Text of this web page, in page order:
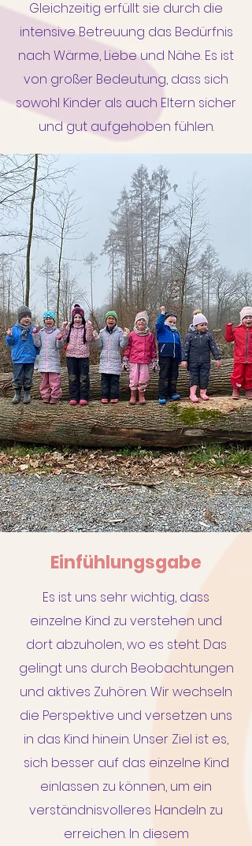
Gleichzeitig erfüllt sie durch die
intensive Betreuung das Bedürfnis
nach Wärme, Liebe und Nähe. Es ist
von großer Bedeutung, dass sich
sowohl Kinder als auch Eltern sicher
und gut aufgehoben fühlen.
Es ist uns sehr wichtig, dass
einzelne Kind zu verstehen und
dort abzuholen, wo es steht. Das
gelingt uns durch Beobachtungen
und aktives Zuhören. Wir wechseln
die Perspektive und versetzen uns
in das Kind hinein. Unser Ziel ist es,
sich besser auf das einzelne Kind
einlassen zu können, um ein
verständnisvolleres Handeln zu
erreichen. In diesem
Einfühlungsgabe